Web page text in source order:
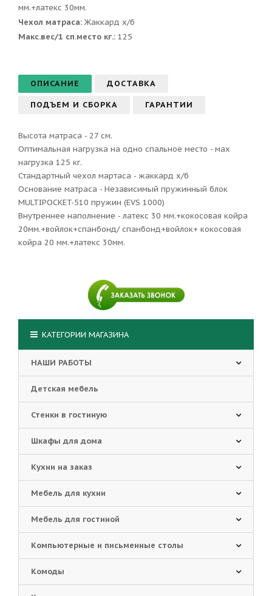
мм.+латекс 30мм.
Чехол матраса: Жаккард х/б
Макс.вес/1 сп.место кг.: 125
ОПИСАНИЕ ДОСТАВКА
ПОДЪЕМ И СБОРКА ГАРАНТИИ
Высота матраса - 27 см.
Оптимальная нагрузка на одно спальное место - мах
нагрузка 125 кг.
Стандартный чехол мартаса - жаккард х/б
Основание матраса - Независимый пружинный блок
MULTIPOCKET-510 пружин (EVS 1000)
Внутреннее наполнение - латекс 30 мм.+кокосовая койра
20мм.+войлок+спанбонд/ спанбонд+войлок+ кокосовая
койра 20 мм.+латекс 30мм.
КАТЕГОРИИ МАГАЗИНА
НАШИ РАБОТЫ
Детская мебель
Стенки в гостиную
Шкафы для дома
Кухни на заказ
Мебель для кухни
Мебель для гостиной
Компьютерные и письменные столы
Комоды